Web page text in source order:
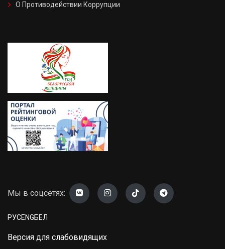
О Противодействии Коррупции
Мы в соцсетях:
РУСENGБЕЛ
Версия для слабовидящих